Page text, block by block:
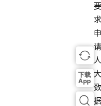
要
求
申
请
人
大
数
据
下载
App